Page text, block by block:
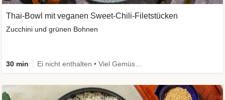
Thai-Bowl mit veganen Sweet-Chili-Filetstücken
Zucchini und grünen Bohnen
30 min